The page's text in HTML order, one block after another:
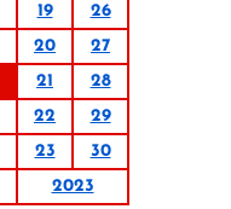
19
26
20
27
21
28
22
29
23
30
2023